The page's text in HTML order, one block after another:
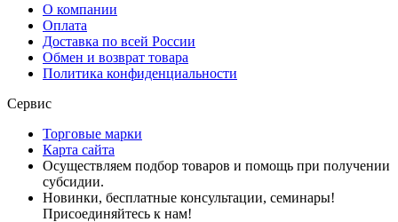
О компании
Оплата
Доставка по всей России
Обмен и возврат товара
Политика конфиденциальности
Сервис
Торговые марки
Карта сайта
Осуществляем подбор товаров и помощь при получении
субсидии.
Новинки, бесплатные консультации, семинары!
Присоединяйтесь к нам!